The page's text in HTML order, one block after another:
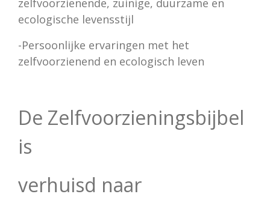
zelfvoorzienende, zuinige, duurzame en
ecologische levensstijl
-Persoonlijke ervaringen met het
zelfvoorzienend en ecologisch leven
De Zelfvoorzieningsbijbel
is
verhuisd naar